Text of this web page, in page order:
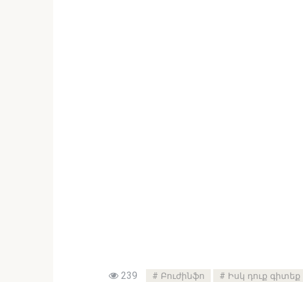
239 Բուժինֆո Իսկ դուք գիտեք